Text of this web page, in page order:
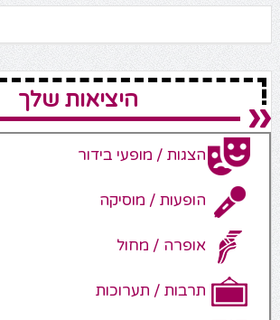
היציאות שלך
הצגות / מופעי בידור
הופעות / מוסיקה
אופרה / מחול
תרבות / תערוכות